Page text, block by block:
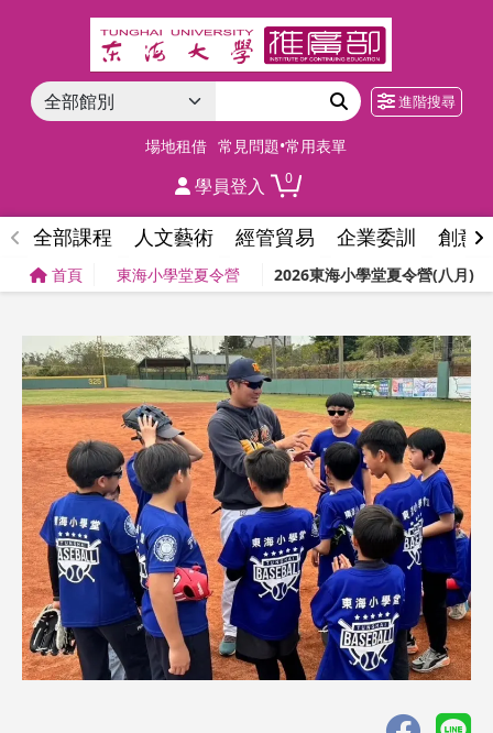
進階搜尋
場地租借 常見問題•常用表單
學員登入 0
全部課程 人文藝術 經管貿易 企業委訓 創意
首頁 東海小學堂夏令營 2026東海小學堂夏令營(八月)─